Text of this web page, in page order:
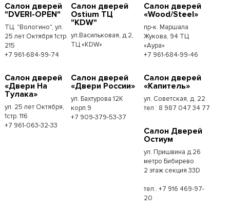
Салон дверей
"DVERI-OPEN"
ТЦ. "Вологино", ул.
25 лет Октября 1стр.
215
+7 961-684-99-74
Салон дверей
Ostium ТЦ
"KDW"
ул.Васильковая, д.2,
ТЦ «KDW»
Салон дверей
«Wood/Steel»
пр-к. Маршала
Жукова, 94 ТЦ
«Аура»
+7 961-684-99-46
Салон дверей
«Двери На
Тулака»
ул. 25 лет Октября,
1стр. 116
+7 961-063-32-33
Салон дверей
«Двери России»
ул. Бахтурова 12К
корп.9
+7 909-379-53-37
Салон дверей
«Капитель»
ул. Советская, д. 22
тел : 8 987 047 34 77
Салон Дверей
Остиум
ул. Пришвина д.26
метро Бибирево
2 этаж секция 33D
тел:. +7 916 469-97-
20